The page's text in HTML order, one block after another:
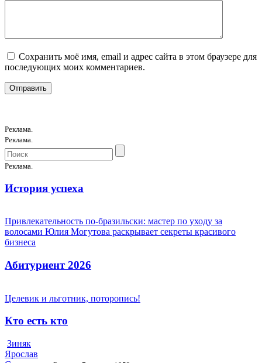
Сохранить моё имя, email и адрес сайта в этом браузере для
последующих моих комментариев.
Реклама.
Реклама.
Реклама.
История успеха
Привлекательность по-бразильски: мастер по уходу за
волосами Юлия Могутова раскрывает секреты красивого
бизнеса
Абитуриент 2026
Целевик и льготник, поторопись!
Кто есть кто
Зиняк
Ярослав